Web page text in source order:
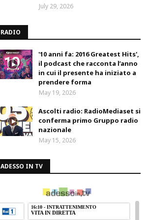
July 29, 2026
RADIO
'10 anni fa: 2016 Greatest Hits',
il podcast che racconta l’anno
in cui il presente ha iniziato a
prendere forma
May 19, 2026
Ascolti radio: RadioMediaset si
conferma primo Gruppo radio
nazionale
May 15, 2026
ADESSO IN TV